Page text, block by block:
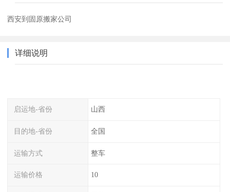
西安到固原搬家公司
详细说明
启运地-省份 山西
目的地-省份 全国
运输方式 整车
运输价格 10